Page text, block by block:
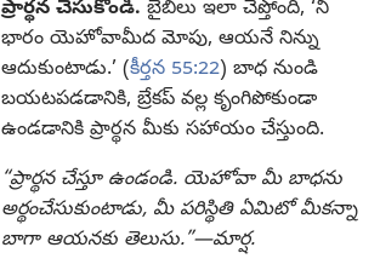
ప్రార్థన చేసుకోండి. బైబిలు ఇలా చెప్తోంది, ‘నీ
భారం యెహోవామీద మోపు, ఆయనే నిన్ను
ఆదుకుంటాడు.’ (కీర్తన 55:22) బాధ నుండి
బయటపడడానికి, బ్రేకప్‌ వల్ల కృంగిపోకుండా
ఉండడానికి ప్రార్థన మీకు సహాయం చేస్తుంది.
“ప్రార్థన చేస్తూ ఉండండి. యెహోవా మీ బాధను
అర్థంచేసుకుంటాడు, మీ పరిస్థితి ఏమిటో మీకన్నా
బాగా ఆయనకు తెలుసు.”—మార్ష.